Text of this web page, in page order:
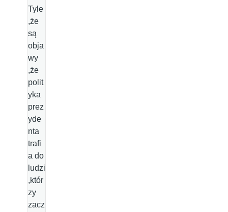
Tyle
,że
są
obja
wy
,że
polit
yka
prez
yde
nta
trafi
a do
ludzi
,któr
zy
zacz